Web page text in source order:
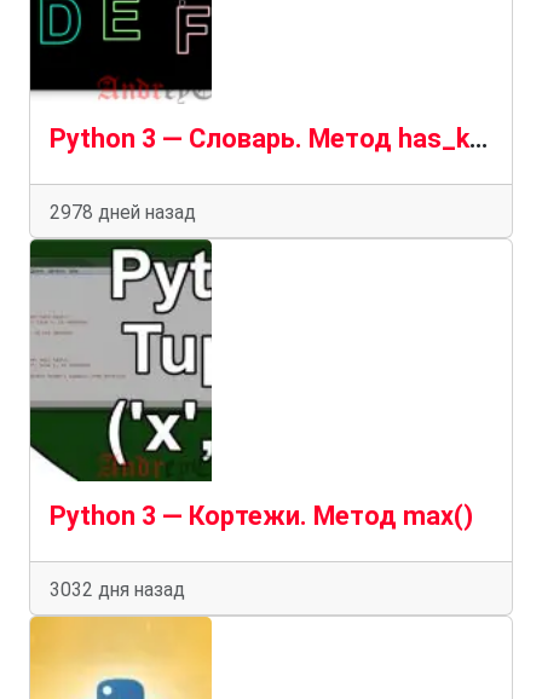
Python 3 — Словарь. Метод has_key()
2978 дней назад
Python 3 — Кортежи. Метод max()
3032 дня назад